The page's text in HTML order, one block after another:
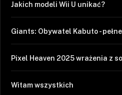
Jakich modeli Wii U unikać?
Giants: Obywatel Kabuto -
Pixel Heaven 2025 wrażenia z
Witam wszystkich